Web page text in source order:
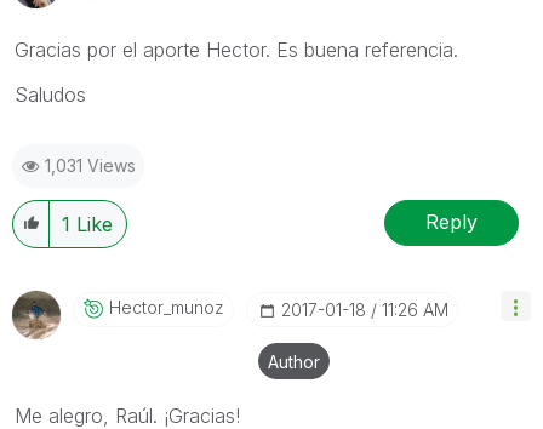
Gracias por el aporte Hector. Es buena referencia.
Saludos
1,031 Views
1 Like Reply
Hector_munoz ‎2017-01-18 11:26 AM
Author
Me alegro, Raúl. ¡Gracias!